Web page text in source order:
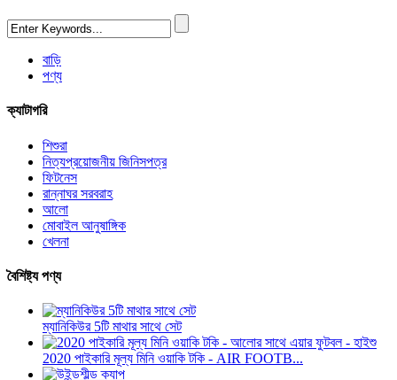
বাড়ি
পণ্য
ক্যাটাগরি
শিশুরা
নিত্যপ্রয়োজনীয় জিনিসপত্র
ফিটনেস
রান্নাঘর সরবরাহ
আলো
মোবাইল আনুষাঙ্গিক
খেলনা
বৈশিষ্ট্য পণ্য
ম্যানিকিউর 5টি মাথার সাথে সেট
2020 পাইকারি মূল্য মিনি ওয়াকি টকি - AIR FOOTB...